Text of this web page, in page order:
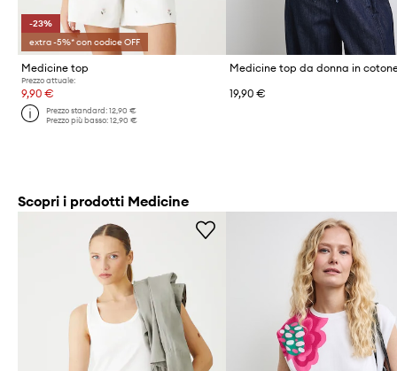
-23%
extra -5%* con codice OFF
Medicine top
Prezzo attuale:
9,90 €
Prezzo standard:12,90 €
Prezzo più basso:12,90 €
Medicine top da donna in
19,90 €
Scopri i prodotti Medicine